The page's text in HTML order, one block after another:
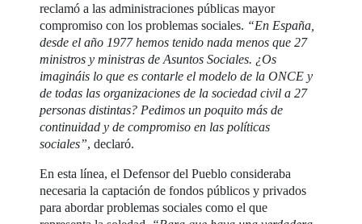
reclamó a las administraciones públicas mayor
compromiso con los problemas sociales. “En España,
desde el año 1977 hemos tenido nada menos que 27
ministros y ministras de Asuntos Sociales. ¿Os
imagináis lo que es contarle el modelo de la ONCE y
de todas las organizaciones de la sociedad civil a 27
personas distintas? Pedimos un poquito más de
continuidad y de compromiso en las políticas
sociales”, declaró.
En esta línea, el Defensor del Pueblo consideraba
necesaria la captación de fondos públicos y privados
para abordar problemas sociales como el que